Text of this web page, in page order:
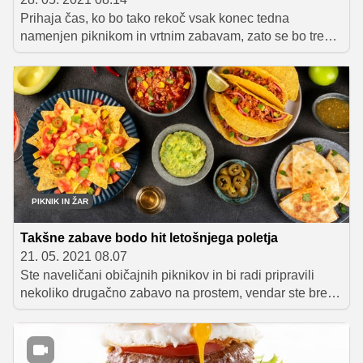
Prihaja čas, ko bo tako rekoč vsak konec tedna
namenjen piknikom in vrtnim zabavam, zato se bo treba
pošteno potruditi, da resnično presenetimo goste in jim
ponudimo nekaj novega, inovativnega – da pripravimo
dogodek, ki si ga bodo zagotovo zapomnili. Ena od
možnosti je tematska zabava, ki bo sicer zahtevala
nekoliko več priprav kot običajen piknik, zagotovo pa bo
poskrbela za 'vau' efekt med povabljenci. Za začetek se
lahko zgledujemo po Američanih, ki so pravi mojstri
domačih zabav.
PIKNIK IN ŽAR
Takšne zabave bodo hit letošnjega poletja
21. 05. 2021 08.07
Ste naveličani običajnih piknikov in bi radi pripravili
nekoliko drugačno zabavo na prostem, vendar ste brez
idej, kako se tega lotiti? Na našem portalu vam bomo v
prihodnjih tednih podrobneje predstavili štiri tematske
zabave: ameriško, italijansko, mehiško in azijsko.